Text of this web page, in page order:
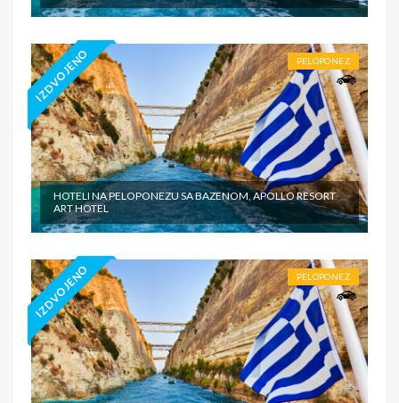
IZDVOJENO PELOPONEZ
HOTELI NA PELOPONEZU SA BAZENOM, APOLLO RESORT
ART HOTEL
IZDVOJENO PELOPONEZ